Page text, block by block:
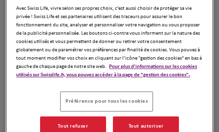
59300 Valenciennes
Ouvert 24h/24
Ouvert sur rdv 08:00 - 18:00
Numéro
Voir plus
Michel DELVALLEE
12 avenue de Gaulle
59880 St Saulve
Avec Swiss Life, vivre selon ses propres choix, c’est aussi choisir de protéger sa vie
privée ! Swiss Life et ses partenaires utilisent des traceurs pour assurer le bon
fonctionnement du site, analyser et personnaliser votre navigation ou vous proposer
de la publicité personnalisée. Les boutons ci-contre vous informent sur la nature des
cookies utilisés et vous permettent de donner ou retirer votre consentement
globalement ou de paramétrer vos préférences par finalité de cookies. Vous pouvez à
tout moment modifier vos choix en cliquant sur l’icône "gestion des cookies" en bas à
gauche de chaque page de notre site web. Pour plus d'informations sur les cookies
utilisés sur Swisslife.fr, vous pouvez accéder à la page de "gestion des cookies".
Préférence pour tous les cookies
Tout refuser Tout autoriser